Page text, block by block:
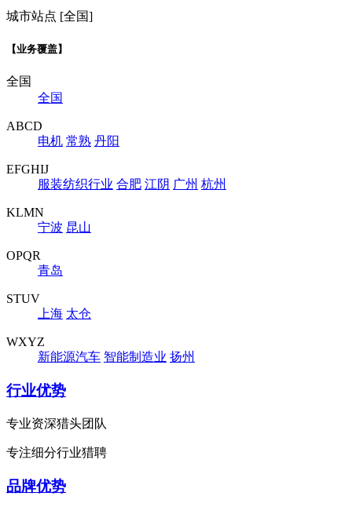
城市站点 [全国]
【业务覆盖】
全国
全国
ABCD
电机 常熟 丹阳
EFGHIJ
服装纺织行业 合肥 江阴 广州 杭州
KLMN
宁波 昆山
OPQR
青岛
STUV
上海 太仓
WXYZ
新能源汽车 智能制造业 扬州
行业优势
专业资深猎头团队
专注细分行业猎聘
品牌优势